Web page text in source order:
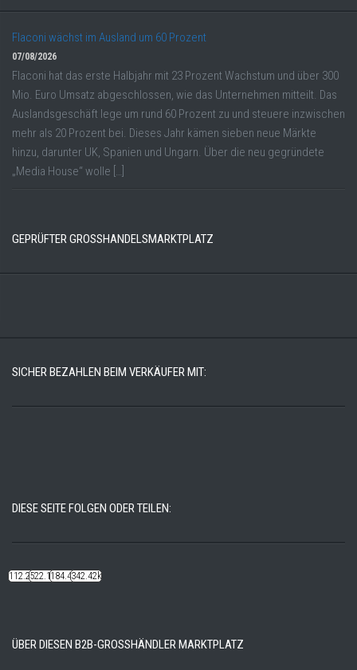
Flaconi wächst im Ausland um 60 Prozent
07/08/2026
Flaconi hat das erste Halbjahr mit 23 Prozent Wachstum und über 300
Mio. Euro Umsatz abgeschlossen, wie das Unternehmen mitteilt. Das
Auslandsgeschäft lege um rund 60 Prozent zu und steuere inzwischen
mehr als 20 Prozent bei. Dieses Jahr kämen sieben neue Märkte
hinzu, darunter UK, Spanien und Ungarn. Über die neu gegründete
„Media House“ wolle […]
GEPRÜFTER GROSSHANDELSMARKTPLATZ
SICHER BEZAHLEN BEIM VERKÄUFER MIT:
DIESE SEITE FOLGEN ODER TEILEN:
112.22k522.14k184.48k342.42k
ÜBER DIESEN B2B-GROSSHÄNDLER MARKTPLATZ